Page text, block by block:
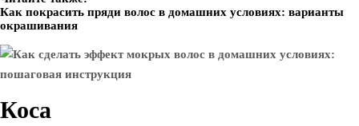
Как покрасить пряди волос в домашних условиях: варианты
окрашивания
Коса